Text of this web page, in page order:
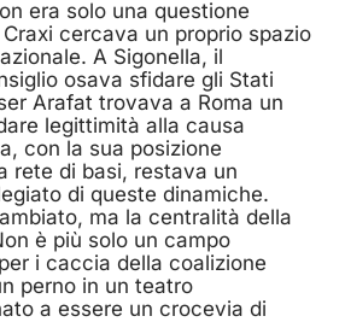
era solo una questione
Craxi cercava un proprio spazio
A Sigonella, il
osava sfidare gli Stati
Arafat trovava a Roma un
legittimità alla causa
con la sua posizione
rete di basi, restava un
di queste dinamiche.
ma la centralità della
è più solo un campo
i caccia della coalizione
perno in un teatro
a essere un crocevia di